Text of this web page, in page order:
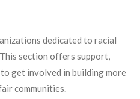
dedicated to racial
section offers support,
get involved in building more
communities.